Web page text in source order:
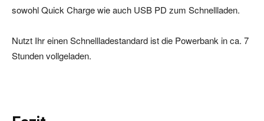
sowohl Quick Charge wie auch USB PD zum Schnellladen.
Nutzt Ihr einen Schnellladestandard ist die Powerbank in ca. 7
Stunden vollgeladen.